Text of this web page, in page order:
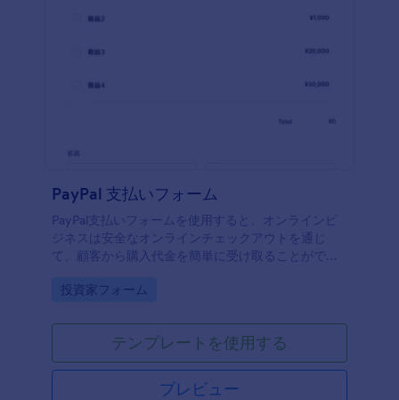
PayPal 支払いフォーム
PayPal支払いフォームを使用すると、オンラインビ
ジネスは安全なオンラインチェックアウトを通じ
て、顧客から購入代金を簡単に受け取ることができ
Go to Category:
投資家フォーム
テンプレートを使用する
プレビュー